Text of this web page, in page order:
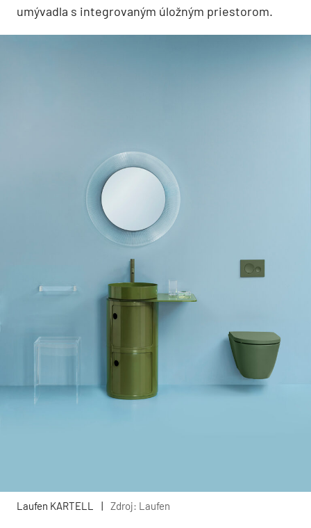
umývadla s integrovaným úložným priestorom.
Laufen KARTELL | Zdroj: Laufen